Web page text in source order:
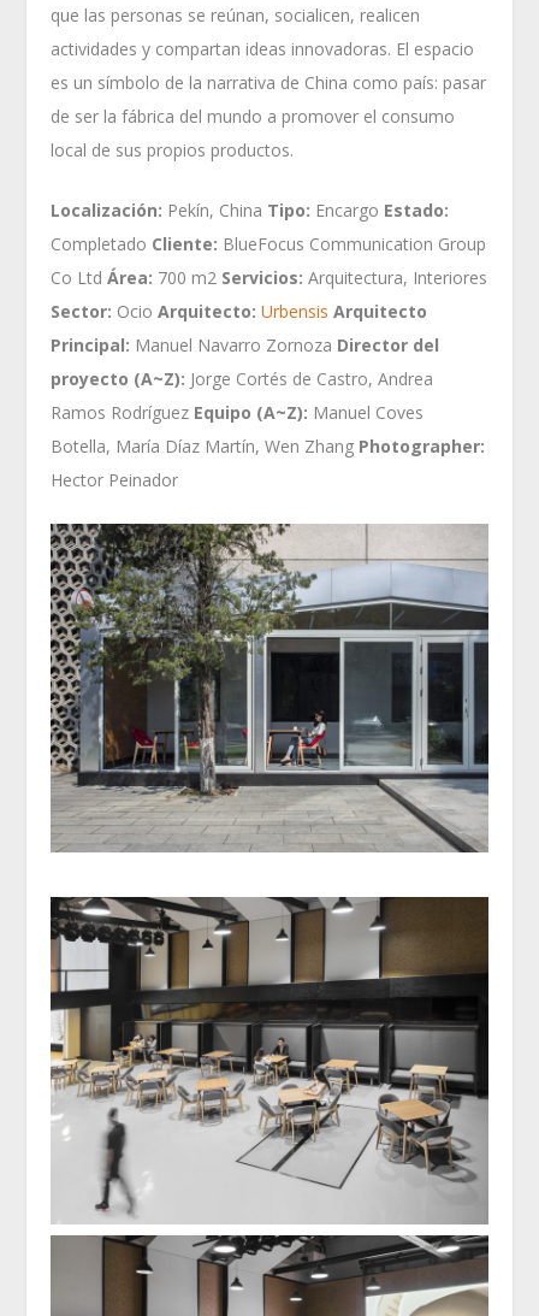
que las personas se reúnan, socialicen, realicen
actividades y compartan ideas innovadoras. El espacio
es un símbolo de la narrativa de China como país: pasar
de ser la fábrica del mundo a promover el consumo
local de sus propios productos.
Localización: Pekín, China Tipo: Encargo Estado:
Completado Cliente: BlueFocus Communication Group
Co LtdÁrea: 700 m2 Servicios: Arquitectura, Interiores
Sector: OcioArquitecto: Urbensis Arquitecto
Principal: Manuel Navarro Zornoza Director del
proyecto (A~Z): Jorge Cortés de Castro, Andrea
Ramos Rodríguez Equipo (A~Z): Manuel Coves
Botella, María Díaz Martín, Wen Zhang Photographer:
Hector Peinador